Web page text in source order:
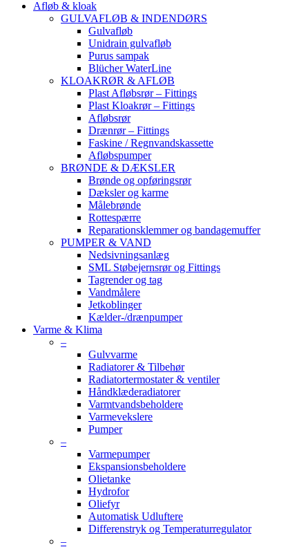
Afløb & kloak
GULVAFLØB & INDENDØRS
Gulvafløb
Unidrain gulvafløb
Purus sampak
Blücher WaterLine
KLOAKRØR & AFLØB
Plast Afløbsrør – Fittings
Plast Kloakrør – Fittings
Afløbsrør
Drænrør – Fittings
Faskine / Regnvandskassette
Afløbspumper
BRØNDE & DÆKSLER
Brønde og opføringsrør
Dæksler og karme
Målebrønde
Rottespærre
Reparationsklemmer og bandagemuffer
PUMPER & VAND
Nedsivningsanlæg
SML Støbejernsrør og Fittings
Tagrender og tag
Vandmålere
Jetkoblinger
Kælder-/drænpumper
Varme & Klima
–
Gulvvarme
Radiatorer & Tilbehør
Radiatortermostater & ventiler
Håndklæderadiatorer
Varmtvandsbeholdere
Varmevekslere
Pumper
–
Varmepumper
Ekspansionsbeholdere
Olietanke
Hydrofor
Oliefyr
Automatisk Udluftere
Differenstryk og Temperaturregulator
–